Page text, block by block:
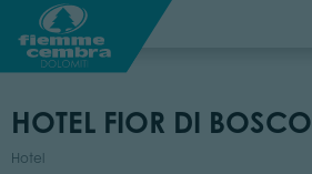
HOTEL FIOR DI BOSCO
Hotel